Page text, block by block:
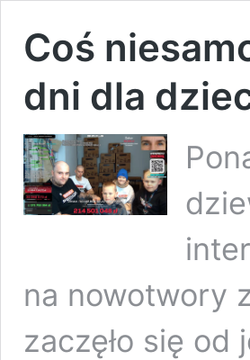
Coś
dni dla
na nowotwory
zaczęło się